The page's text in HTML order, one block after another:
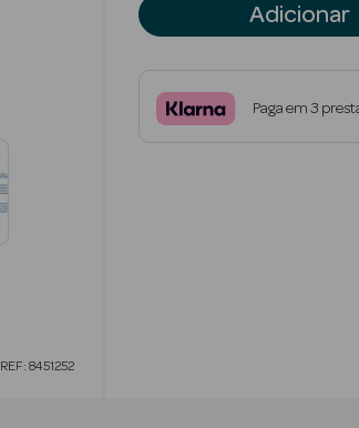
REF: 8451252
Adicionar
Paga em 3